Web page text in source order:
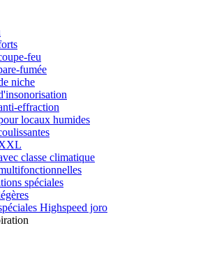
feu
fumée
niche
effraction
locaux humides
classe climatique
spéciales
Highspeed joro